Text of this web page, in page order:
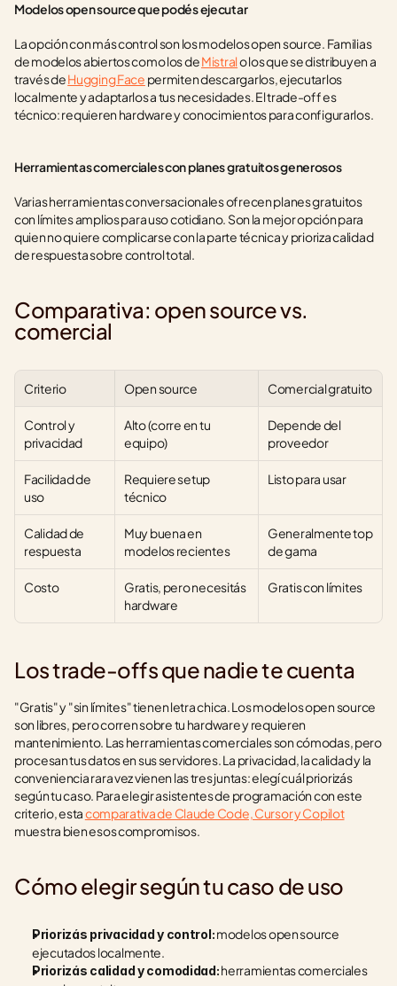
Modelos open source que podés ejecutar
La opción con más control son los modelos open source. Familias
de modelos abiertos como los de Mistral o los que se distribuyen a
través de Hugging Face permiten descargarlos, ejecutarlos
localmente y adaptarlos a tus necesidades. El trade-off es
técnico: requieren hardware y conocimientos para configurarlos.
Herramientas comerciales con planes gratuitos generosos
Varias herramientas conversacionales ofrecen planes gratuitos
con límites amplios para uso cotidiano. Son la mejor opción para
quien no quiere complicarse con la parte técnica y prioriza calidad
de respuesta sobre control total.
Comparativa: open source vs.
comercial
Criterio Open source Comercial gratuito
Control y
privacidad
Alto (corre en tu
equipo)
Depende del
proveedor
Facilidad de
uso
Requiere setup
técnico
Listo para usar
Calidad de
respuesta
Muy buena en
modelos recientes
Generalmente top
de gama
Costo
Gratis, pero necesitás
hardware
Gratis con límites
Los trade-offs que nadie te cuenta
"Gratis" y "sin límites" tienen letra chica. Los modelos open source
son libres, pero corren sobre tu hardware y requieren
mantenimiento. Las herramientas comerciales son cómodas, pero
procesan tus datos en sus servidores. La privacidad, la calidad y la
conveniencia rara vez vienen las tres juntas: elegí cuál priorizás
según tu caso. Para elegir asistentes de programación con este
criterio, esta comparativa de Claude Code, Cursor y Copilot
muestra bien esos compromisos.
Cómo elegir según tu caso de uso
Priorizás privacidad y control: modelos open source
ejecutados localmente.
Priorizás calidad y comodidad: herramientas comerciales